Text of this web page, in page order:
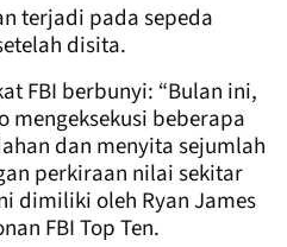
terjadi pada sepeda
disita.
FBI berbunyi: “Bulan ini,
mengeksekusi beberapa
dan menyita sejumlah
perkiraan nilai sekitar
dimiliki oleh Ryan James
FBI Top Ten.